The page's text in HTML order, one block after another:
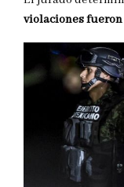
violaciones